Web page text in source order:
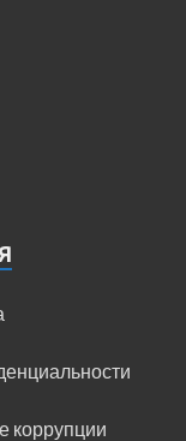
коррупции